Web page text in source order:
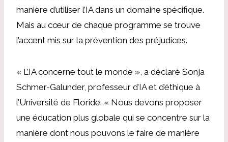
manière d’utiliser l’IA dans un domaine spécifique.
Mais au cœur de chaque programme se trouve
l’accent mis sur la prévention des préjudices.
« L’IA concerne tout le monde », a déclaré Sonja
Schmer-Galunder, professeur d’IA et d’éthique à
l’Université de Floride. « Nous devons proposer
une éducation plus globale qui se concentre sur la
manière dont nous pouvons le faire de manière